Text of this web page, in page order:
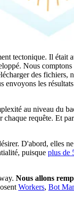
tectonique. Il était
Nous
des fichiers,
envoyons les
au niveau du
requête. Et
D'abord, elles
puisque plus de
Nous allons
Workers, Bot